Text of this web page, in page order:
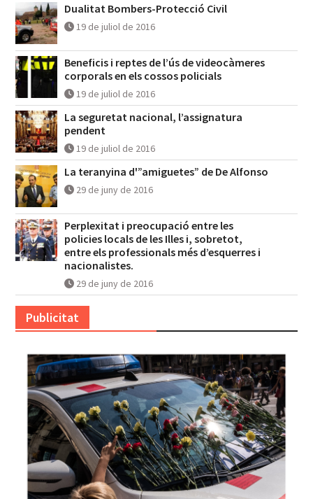
Dualitat Bombers-Protecció Civil
19 de juliol de 2016
Beneficis i reptes de l’ús de videocàmeres
corporals en els cossos policials
19 de juliol de 2016
La seguretat nacional, l’assignatura
pendent
19 de juliol de 2016
La teranyina d'”amiguetes” de De Alfonso
29 de juny de 2016
Perplexitat i preocupació entre les
policies locals de les Illes i, sobretot,
entre els professionals més d’esquerres i
nacionalistes.
29 de juny de 2016
Publicitat